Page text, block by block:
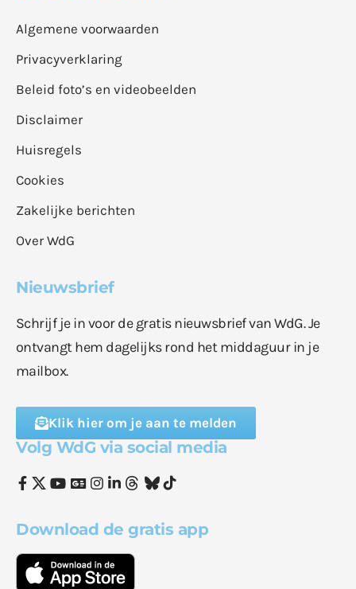
Algemene voorwaarden
Privacyverklaring
Beleid foto’s en videobeelden
Disclaimer
Huisregels
Cookies
Zakelijke berichten
Over WdG
Nieuwsbrief
Schrijf je in voor de gratis nieuwsbrief van WdG. Je
ontvangt hem dagelijks rond het middaguur in je
mailbox.
Klik hier om je aan te melden
Volg WdG via social media
Download de gratis app